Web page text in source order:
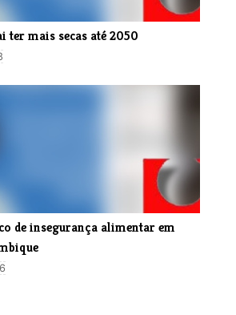
ter mais secas até 2050
de insegurança alimentar em